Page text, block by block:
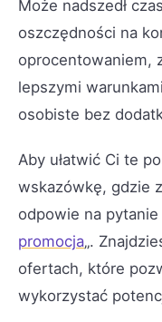
Może nadszedł
oszczędności na
oprocentowaniem,
lepszymi
osobiste bez
Aby ułatwić Ci te
wskazówkę, gdzie
odpowie na pytanie
promocja„.
ofertach, które
wykorzystać